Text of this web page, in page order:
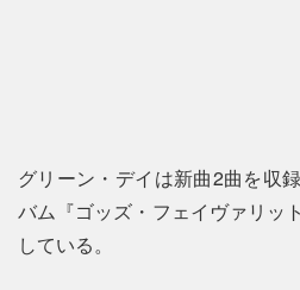
グリーン・デイは新曲2曲を収
バム『ゴッズ・フェイヴァリッ
している。